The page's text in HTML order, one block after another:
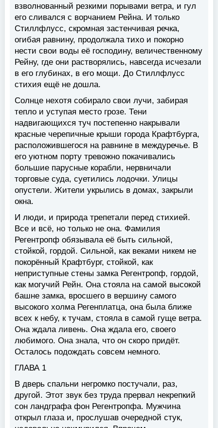
взволнованный резкими порывами ветра, и гул
его сливался с ворчанием Рейна. И только
Стиллфлусс, скромная застенчивая речка,
огибая равнину, продолжала тихо и покорно
нести свои воды её господину, величественному
Рейну, где они растворялись, навсегда исчезали
в его глубинах, в его мощи. До Стиллфлусс
стихия ещё не дошла.
Солнце нехотя собирало свои лучи, забирая
тепло и уступая место грозе. Тени
надвигающихся туч постепенно накрывали
красные черепичные крыши города Крафтбурга,
расположившегося на равнине в междуречье. В
его уютном порту тревожно покачивались
большие парусные корабли, нервничали
торговые суда, суетились лодочки. Улицы
опустели. Жители укрылись в домах, закрыли
окна.
И люди, и природа трепетали перед стихией.
Все и всё, но только не она. Фамилия
Регентропф обязывала её быть сильной,
стойкой, гордой. Сильной, как веками никем не
покорённый Крафтбург, стойкой, как
неприступные стены замка Регентропф, гордой,
как могучий Рейн. Она стояла на самой высокой
башне замка, вросшего в вершину самого
высокого холма Регенплатца, она была ближе
всех к небу, к тучам, стояла в самой гуще ветра.
Она ждала ливень. Она ждала его, своего
любимого. Она знала, что он скоро придёт.
Осталось подождать совсем немного.
ГЛАВА 1
В дверь спальни негромко постучали, раз,
другой. Этот звук без труда прервал некрепкий
сон ландграфа фон Регентропфа. Мужчина
открыл глаза и, прослушав очередной стук,